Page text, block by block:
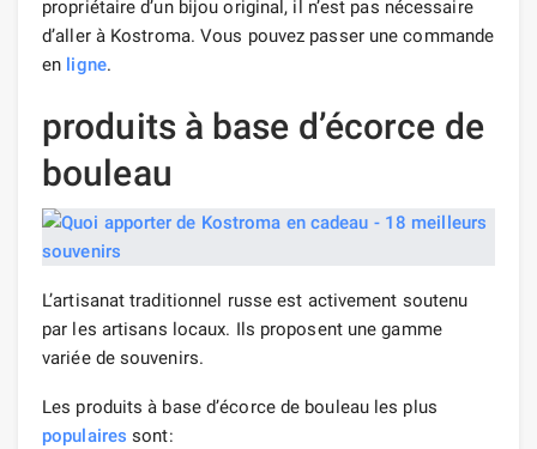
propriétaire d’un bijou original, il n’est pas nécessaire
d’aller à Kostroma. Vous pouvez passer une commande
en ligne.
produits à base d’écorce de
bouleau
L’artisanat traditionnel russe est activement soutenu
par les artisans locaux. Ils proposent une gamme
variée de souvenirs.
Les produits à base d’écorce de bouleau les plus
populaires sont: